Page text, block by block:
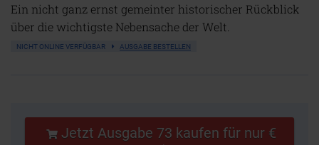
Ein nicht ganz ernst gemeinter historischer Rückblick
über die wichtigste Nebensache der Welt.
NICHT ONLINE VERFÜGBAR AUSGABE BESTELLEN
Jetzt Ausgabe 73 kaufen für nur €